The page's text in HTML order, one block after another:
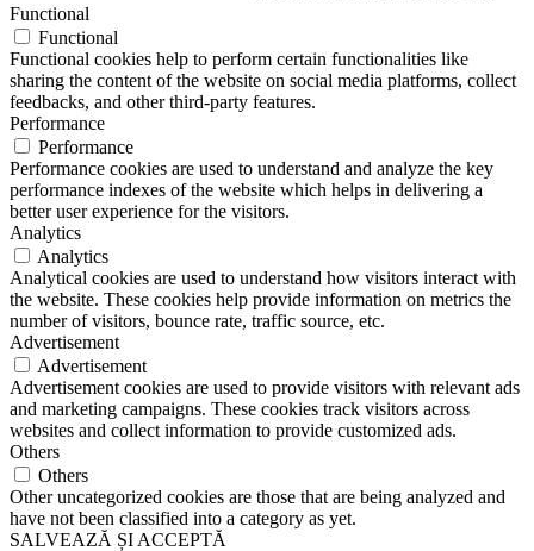
Functional
Functional
Functional cookies help to perform certain functionalities like
sharing the content of the website on social media platforms, collect
feedbacks, and other third-party features.
Performance
Performance
Performance cookies are used to understand and analyze the key
performance indexes of the website which helps in delivering a
better user experience for the visitors.
Analytics
Analytics
Analytical cookies are used to understand how visitors interact with
the website. These cookies help provide information on metrics the
number of visitors, bounce rate, traffic source, etc.
Advertisement
Advertisement
Advertisement cookies are used to provide visitors with relevant ads
and marketing campaigns. These cookies track visitors across
websites and collect information to provide customized ads.
Others
Others
Other uncategorized cookies are those that are being analyzed and
have not been classified into a category as yet.
SALVEAZĂ ȘI ACCEPTĂ